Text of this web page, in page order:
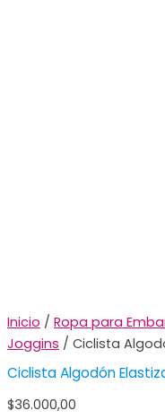
Inicio / Ropa para
Joggins / Ciclista
Ciclista Algodón
$36.000,00